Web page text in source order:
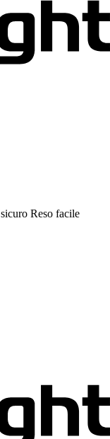
Reso facile